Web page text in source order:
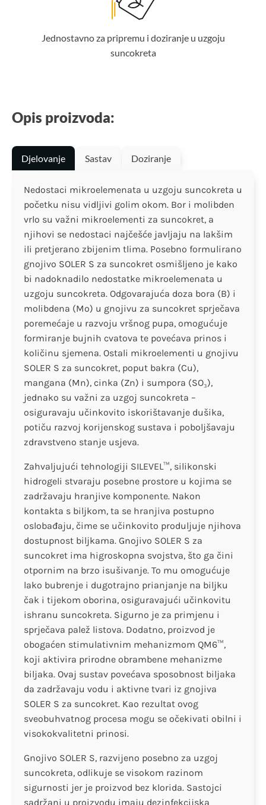
Jednostavno za pripremu i doziranje u uzgoju
suncokreta
Opis proizvoda:
Djelovanje Sastav Doziranje
Nedostaci mikroelemenata u uzgoju suncokreta u
početku nisu vidljivi golim okom. Bor i molibden
vrlo su važni mikroelementi za suncokret, a
njihovi se nedostaci najčešće javljaju na lakšim
ili pretjerano zbijenim tlima. Posebno formulirano
gnojivo SOLER S za suncokret osmišljeno je kako
bi nadoknadilo nedostatke mikroelemenata u
uzgoju suncokreta. Odgovarajuća doza bora (B) i
molibdena (Mo) u gnojivu za suncokret sprječava
poremećaje u razvoju vršnog pupa, omogućuje
formiranje bujnih cvatova te povećava prinos i
količinu sjemena. Ostali mikroelementi u gnojivu
SOLER S za suncokret, poput bakra (Cu),
mangana (Mn), cinka (Zn) i sumpora (SO₃),
jednako su važni za uzgoj suncokreta –
osiguravaju učinkovito iskorištavanje dušika,
potiču razvoj korijenskog sustava i poboljšavaju
zdravstveno stanje usjeva.
Zahvaljujući tehnologiji SILEVEL™, silikonski
hidrogeli stvaraju posebne prostore u kojima se
zadržavaju hranjive komponente. Nakon
kontakta s biljkom, ta se hranjiva postupno
oslobađaju, čime se učinkovito produljuje njihova
dostupnost biljkama. Gnojivo SOLER S za
suncokret ima higroskopna svojstva, što ga čini
otpornim na brzo isušivanje. To mu omogućuje
lako bubrenje i dugotrajno prianjanje na biljku
čak i tijekom oborina, osiguravajući učinkovitu
ishranu suncokreta. Sigurno je za primjenu i
sprječava palež listova. Dodatno, proizvod je
obogaćen stimulativnim mehanizmom QM6™,
koji aktivira prirodne obrambene mehanizme
biljaka. Ovaj sustav povećava sposobnost biljaka
da zadržavaju vodu i aktivne tvari iz gnojiva
SOLER S za suncokret. Kao rezultat ovog
sveobuhvatnog procesa mogu se očekivati obilni i
visokokvalitetni prinosi.
Gnojivo SOLER S, razvijeno posebno za uzgoj
suncokreta, odlikuje se visokom razinom
sigurnosti jer je proizvod bez klorida. Sastojci
sadržani u proizvodu imaju dezinfekcijska